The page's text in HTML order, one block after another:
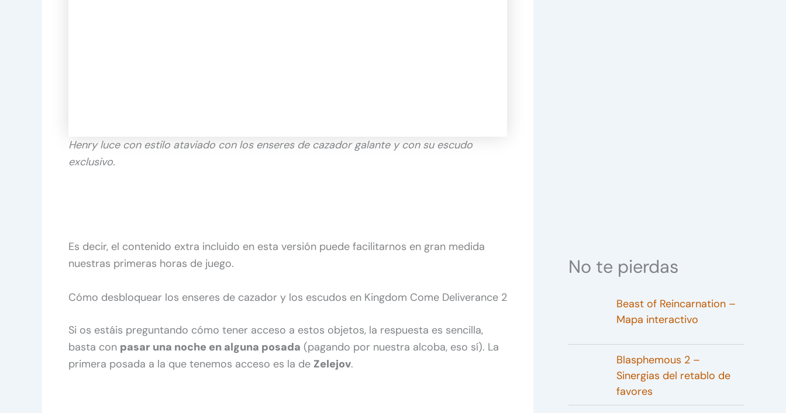
Henry luce con estilo ataviado con los enseres de cazador galante y con su escudo
exclusivo.
Es decir, el contenido extra incluido en esta versión puede facilitarnos en gran medida
nuestras primeras horas de juego.
Cómo desbloquear los enseres de cazador y los escudos en Kingdom Come Deliverance 2
Si os estáis preguntando cómo tener acceso a estos objetos, la respuesta es sencilla,
basta con pasar una noche en alguna posada (pagando por nuestra alcoba, eso sí). La
primera posada a la que tenemos acceso es la de Zelejov.
No te pierdas
Beast of Reincarnation –
Mapa interactivo
Blasphemous 2 –
Sinergias del retablo de
favores